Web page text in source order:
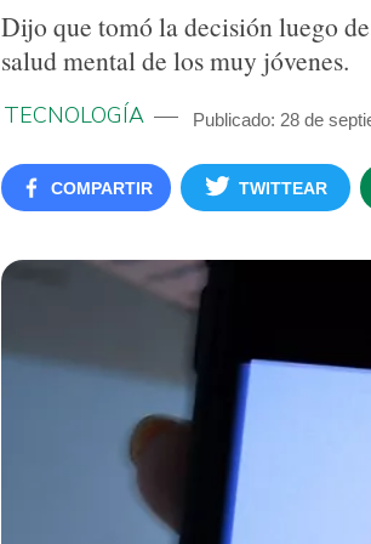
Dijo que tomó la decisión luego
salud mental de los muy jóvenes.
TECNOLOGÍA Publicado: 28 de
COMPARTIR TWITTEAR